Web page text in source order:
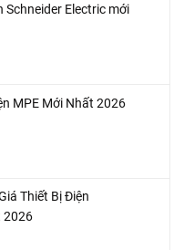
Schneider Electric mới
MPE Mới Nhất 2026
Thiết Bị Điện
2026